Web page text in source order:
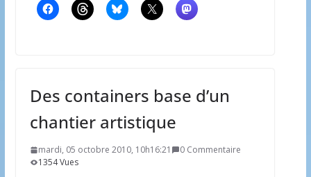
Des containers base d’un
chantier artistique
mardi, 05 octobre 2010, 10h16:21
0 Commentaire
1354 Vues